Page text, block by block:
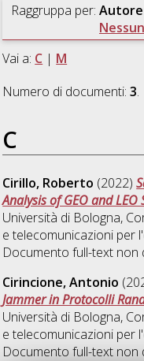
Raggruppa per:
Vai a: C | M
Numero di documenti:3.
C
Cirillo, Roberto (2022)
Analysis of GEO and LEO
Università di Bologna,
e telecomunicazioni per
Documento full-text non
Cirincione, Antonio
Jammer in Protocolli
Università di Bologna,
e telecomunicazioni per
Documento full-text non